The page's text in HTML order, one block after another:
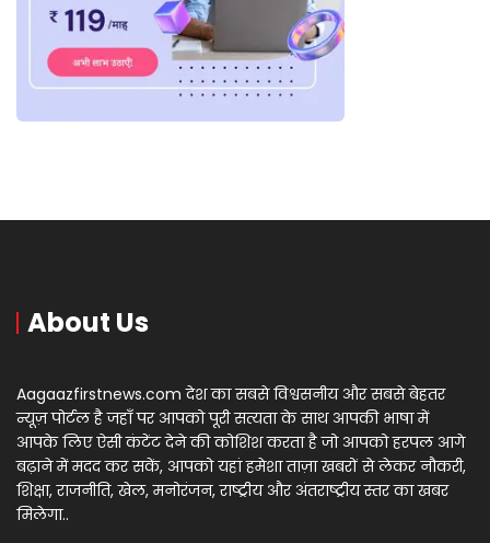
About Us
Aagaazfirstnews.com देश का सबसे विश्वसनीय और सबसे बेहतर
न्यूज़ पोर्टल है जहाँ पर आपको पूरी सत्यता के साथ आपकी भाषा में
आपके लिए ऐसी कंटेंट देने की कोशिश करता है जो आपको हरपल आगे
बढ़ाने में मदद कर सकें, आपको यहां हमेशा ताज़ा खबरों से लेकर नौकरी,
शिक्षा, राजनीति, खेल, मनोरंजन, राष्ट्रीय और अंतराष्ट्रीय स्तर का खबर
मिलेगा..